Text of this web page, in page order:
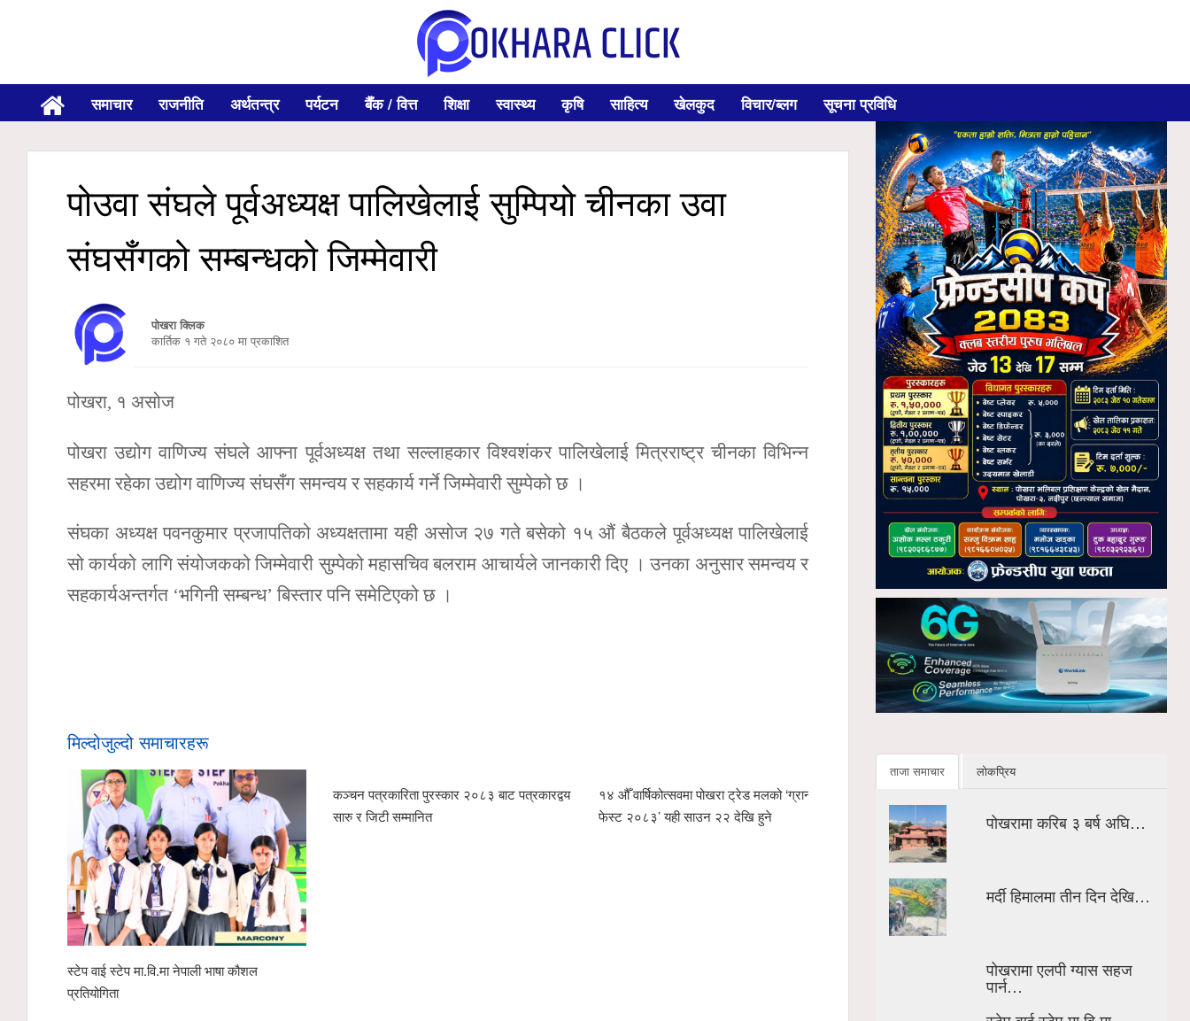
समाचार राजनीति अर्थतन्त्र पर्यटन बैँक / वित्त शिक्षा स्वास्थ्य कृषि साहित्य खेलकुद विचार/ब्लग सूचना प्रविधि
पोउवा संघले पूर्वअध्यक्ष पालिखेलाई सुम्पियो चीनका उवा
संघसँगको सम्बन्धको जिम्मेवारी
पोखरा क्लिक
कार्तिक १ गते २०८० मा प्रकाशित
पोखरा, १ असोज
पोखरा उद्योग वाणिज्य संघले आफ्ना पूर्वअध्यक्ष तथा सल्लाहकार विश्वशंकर पालिखेलाई मित्रराष्ट्र चीनका विभिन्न
सहरमा रहेका उद्योग वाणिज्य संघसँग समन्वय र सहकार्य गर्ने जिम्मेवारी सुम्पेको छ ।
संघका अध्यक्ष पवनकुमार प्रजापतिको अध्यक्षतामा यही असोज २७ गते बसेको १५ औं बैठकले पूर्वअध्यक्ष पालिखेलाई
सो कार्यको लागि संयोजकको जिम्मेवारी सुम्पेको महासचिव बलराम आचार्यले जानकारी दिए । उनका अनुसार समन्वय र
सहकार्यअन्तर्गत ‘भगिनी सम्बन्ध’ बिस्तार पनि समेटिएको छ ।
मिल्दोजुल्दो समाचारहरू
स्टेप वाई स्टेप मा.वि.मा नेपाली भाषा कौशल
प्रतियोगिता
कञ्चन पत्रकारिता पुरस्कार २०८३ बाट पत्रकारद्वय
सारु र जिटी सम्मानित
१४ औँ वार्षिकोत्सवमा पोखरा ट्रेड मलको ‘ग्रान्ड
फेस्ट २०८३’ यही साउन २२ देखि हुने
ताजा समाचार लोकप्रिय
पोखरामा करिब ३ बर्ष अघि…
मर्दी हिमालमा तीन दिन देखि…
पोखरामा एलपी ग्यास सहज
पार्न…